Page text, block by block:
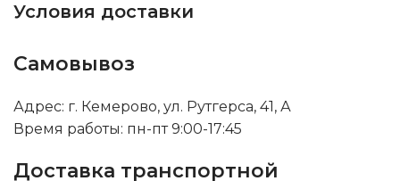
Условия доставки
Самовывоз
Адрес: г. Кемерово, ул. Рутгерса, 41, А
Время работы: пн-пт 9:00-17:45
Доставка транспортной